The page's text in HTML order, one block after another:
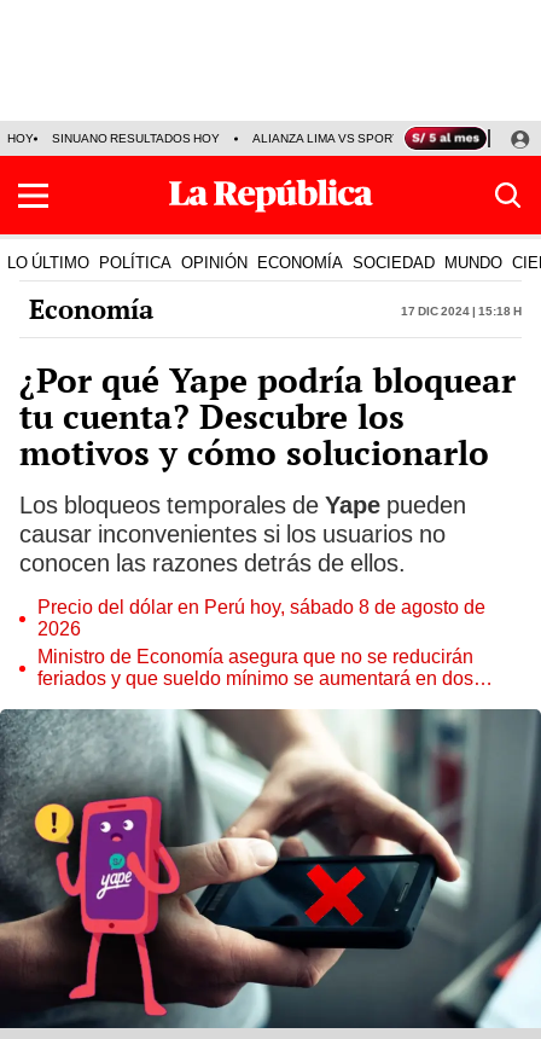
HOY SINUANO RESULTADOS HOY ALIANZA LIMA VS SPORT BOYS JORGE
LO ÚLTIMO POLÍTICA OPINIÓN ECONOMÍA SOCIEDAD MUNDO
Economía 17 Dic 2024 | 15:18 h
¿Por qué Yape podría bloquear
tu cuenta? Descubre los
motivos y cómo solucionarlo
Los bloqueos temporales de Yape pueden
causar inconvenientes si los usuarios no
conocen las razones detrás de ellos.
Precio del dólar en Perú hoy, sábado 8 de agosto de
2026
Ministro de Economía asegura que no se reducirán
feriados y que sueldo mínimo se aumentará en dos